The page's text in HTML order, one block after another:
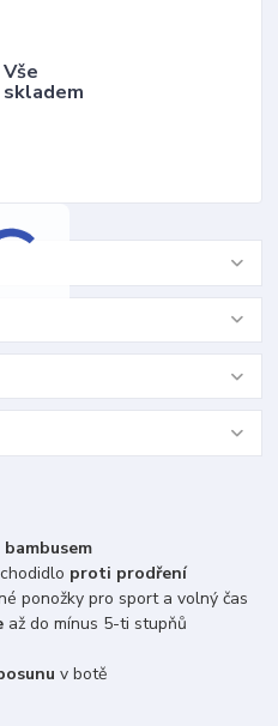
Vše
skladem
bambusem
proti prodření
ponožky pro sport a volný čas
až do mínus 5-ti stupňů
v botě